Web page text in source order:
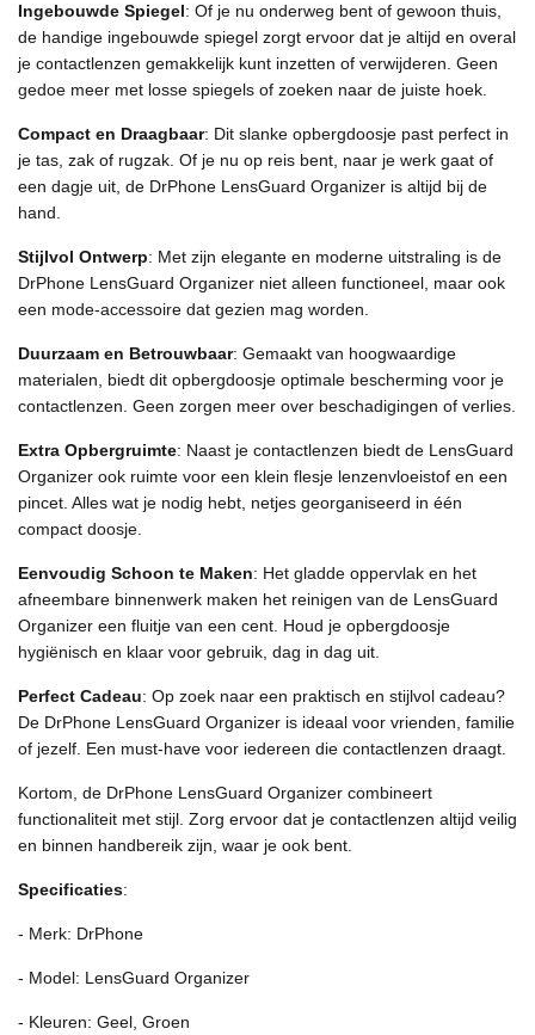
Ingebouwde Spiegel: Of je nu onderweg bent of gewoon thuis,
de handige ingebouwde spiegel zorgt ervoor dat je altijd en overal
je contactlenzen gemakkelijk kunt inzetten of verwijderen. Geen
gedoe meer met losse spiegels of zoeken naar de juiste hoek.
Compact en Draagbaar: Dit slanke opbergdoosje past perfect in
je tas, zak of rugzak. Of je nu op reis bent, naar je werk gaat of
een dagje uit, de DrPhone LensGuard Organizer is altijd bij de
hand.
Stijlvol Ontwerp: Met zijn elegante en moderne uitstraling is de
DrPhone LensGuard Organizer niet alleen functioneel, maar ook
een mode-accessoire dat gezien mag worden.
Duurzaam en Betrouwbaar: Gemaakt van hoogwaardige
materialen, biedt dit opbergdoosje optimale bescherming voor je
contactlenzen. Geen zorgen meer over beschadigingen of verlies.
Extra Opbergruimte: Naast je contactlenzen biedt de LensGuard
Organizer ook ruimte voor een klein flesje lenzenvloeistof en een
pincet. Alles wat je nodig hebt, netjes georganiseerd in één
compact doosje.
Eenvoudig Schoon te Maken: Het gladde oppervlak en het
afneembare binnenwerk maken het reinigen van de LensGuard
Organizer een fluitje van een cent. Houd je opbergdoosje
hygiënisch en klaar voor gebruik, dag in dag uit.
Perfect Cadeau: Op zoek naar een praktisch en stijlvol cadeau?
De DrPhone LensGuard Organizer is ideaal voor vrienden, familie
of jezelf. Een must-have voor iedereen die contactlenzen draagt.
Kortom, de DrPhone LensGuard Organizer combineert
functionaliteit met stijl. Zorg ervoor dat je contactlenzen altijd veilig
en binnen handbereik zijn, waar je ook bent.
Specificaties:
- Merk: DrPhone
- Model: LensGuard Organizer
- Kleuren: Geel, Groen